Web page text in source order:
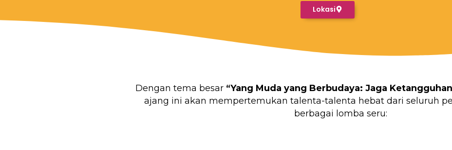
Lokasi
Dengan tema besar “Yang Muda yang Berbudaya: Jaga
ajang ini akan mempertemukan talenta-talenta hebat dari seluruh
berbagai lomba seru: